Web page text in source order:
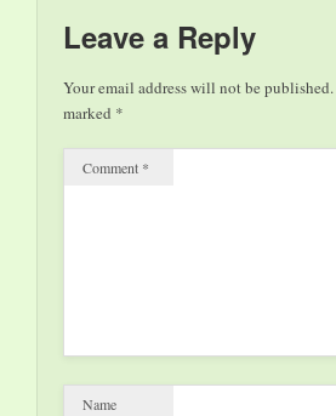
Leave a Reply
Your email address will not be published.
marked *
Comment *
Name